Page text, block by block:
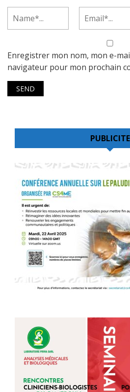
Enregistrer mon nom, mon e-
navigateur pour mon prochain
PUBLICITE